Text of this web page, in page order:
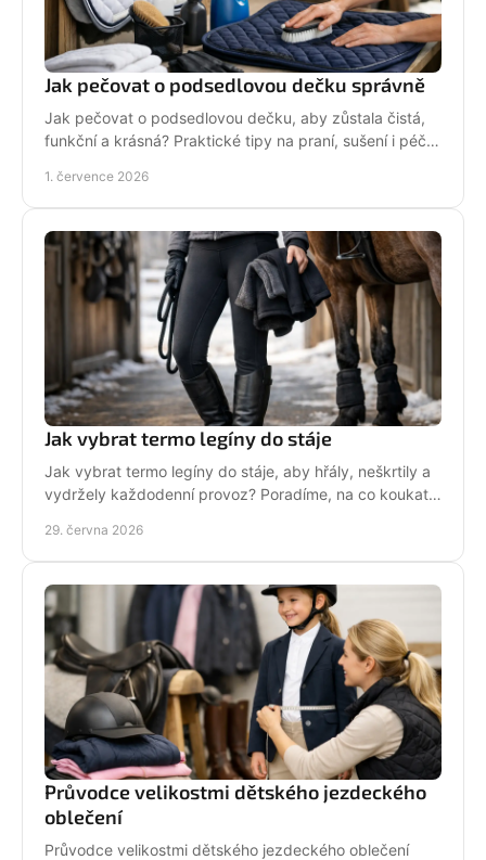
Jak pečovat o podsedlovou dečku správně
Jak pečovat o podsedlovou dečku, aby zůstala čistá,
funkční a krásná? Praktické tipy na praní, sušení i péči
1. července 2026
Jak vybrat termo legíny do stáje
Jak vybrat termo legíny do stáje, aby hřály, neškrtily a
vydržely každodenní provoz? Poradíme, na co koukat
29. června 2026
Průvodce velikostmi dětského jezdeckého
oblečení
Průvodce velikostmi dětského jezdeckého oblečení